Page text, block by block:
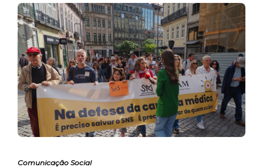
Comunicação Social